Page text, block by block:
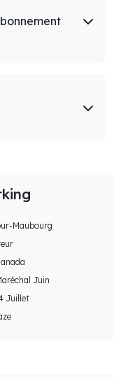
Maubourg
Juin
Juillet